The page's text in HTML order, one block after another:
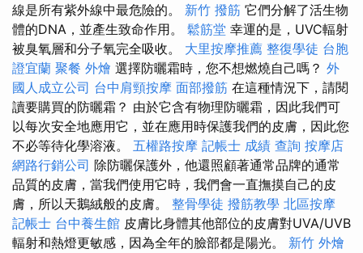
線是所有紫外線中最危險的。 新竹 撥筋 它們分解了活生物
體的DNA，並產生致命作用。 鬆筋堂 幸運的是，UVC輻射
被臭氧層和分子氧完全吸收。 大里按摩推薦 整復學徒 台胞
證宜蘭 聚餐 外燴 選擇防曬霜時，您不想燃燒自己嗎？ 外
國人成立公司 台中肩頸按摩 面部撥筋 在這種情況下，請閱
讀要購買的防曬霜？ 由於它含有物理防曬霜，因此我們可
以每次安全地應用它，並在應用時保護我們的皮膚，因此您
不必等待化學溶液。 五權路按摩 記帳士 成績 查詢 按摩店
網路行銷公司 除防曬保護外，他還照顧著通常品牌的通常
品質的皮膚，當我們使用它時，我們會一直撫摸自己的皮
膚，所以天鵝絨般的皮膚。 整骨學徒 撥筋教學 北區按摩
記帳士 台中養生館 皮膚比身體其他部位的皮膚對UVA/UVB
輻射和熱燈更敏感，因為全年的臉部都是陽光。 新竹 外燴